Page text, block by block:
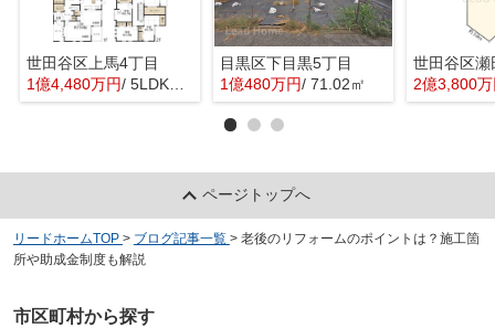
世田谷区上馬4丁目
1億4,480万円/ 5LDK＋1S(納戸)
目黒区下目黒5丁目
1億480万円/ 71.02㎡
世田谷区瀬
2億3,800
ページトップへ
リードホームTOP > ブログ記事一覧 > 老後のリフォームのポイントは？施工箇
所や助成金制度も解説
市区町村から探す